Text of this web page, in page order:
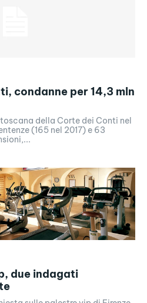
condanne per 14,3 mln
della Corte dei Conti nel
(165 nel 2017) e 63
due indagati